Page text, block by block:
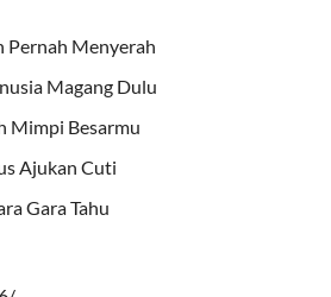
Pernah Menyerah
Magang Dulu
Mimpi Besarmu
Ajukan Cuti
Gara Tahu